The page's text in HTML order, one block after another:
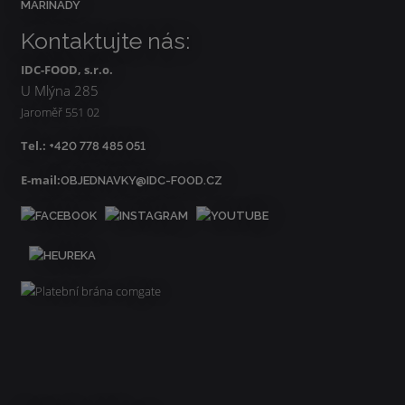
MARINÁDY
Kontaktujte nás:
IDC-FOOD, s.r.o.
U Mlýna 285
Jaroměř 551 02
Tel.: +420 778 485 051
E-mail:OBJEDNAVKY@IDC-FOOD.CZ